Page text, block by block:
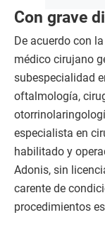
Con grave
De acuerdo con
médico cirujano
subespecialidad
oftalmología,
especialista en
habilitado y
Adonis, sin
carente de
procedimientos